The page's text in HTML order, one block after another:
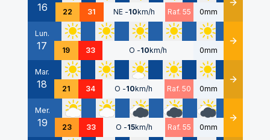
16 22 31 NE -10km/h Raf. 55 0mm Détails
Lun.
17 19 33 O -10km/h 0mm Détails
Mar.
18 21 34 O -10km/h Raf. 50 0mm Détails
Mer.
19 23 33 O -15km/h Raf. 55 0mm Détails